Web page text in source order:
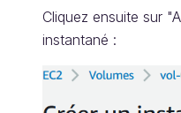
Cliquez ensuite sur
instantané :